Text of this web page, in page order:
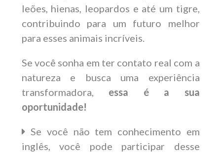
leões, hienas, leopardos e até um tigre,
contribuindo para um futuro melhor
para esses animais incríveis.
Se você sonha em ter contato real com a
natureza e busca uma experiência
transformadora, essa é a sua
oportunidade!
Se você não tem conhecimento em
inglês, você pode participar desse